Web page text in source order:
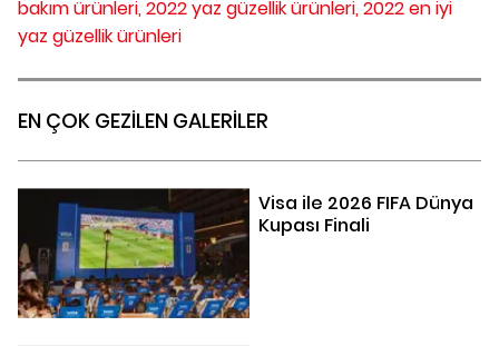
bakım ürünleri,2022 yaz güzellik ürünleri,2022 en iyi
yaz güzellik ürünleri
EN ÇOK GEZİLEN GALERİLER
Visa ile 2026 FIFA Dünya
Kupası Finali